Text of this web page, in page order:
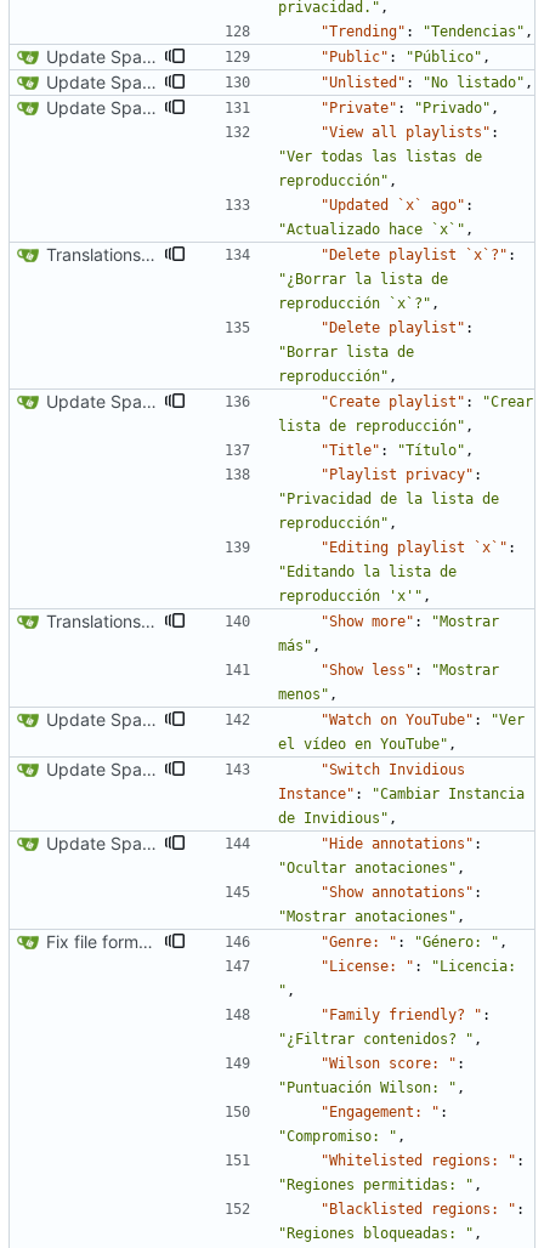
privacidad." ,
"Trending" : "Tendencias" ,
Update Spanish translation "Public" : "Público" ,
Update Spanish translation "Unlisted" : "No listado" ,
Update Spanish translation "Private" : "Privado" ,
"View all playlists" :
"Ver todas las listas de
reproducción" ,
"Updated `x` ago" :
"Actualizado hace `x`" ,
Translations update from Weblate ( #1696)
"Delete playlist `x`?" :
"¿Borrar la lista de
reproducción `x`?" ,
"Delete playlist" :
"Borrar lista de
reproducción" ,
Update Spanish translation "Create playlist" :
"Crear
lista de reproducción" ,
"Title" : "Título" ,
"Playlist privacy" :
"Privacidad de la lista de
reproducción" ,
"Editing playlist `x`" :
"Editando la lista de
reproducción 'x'" ,
Translations update from Weblate ( #2068)
"Show more" :
"Mostrar
más" ,
"Show less" :
"Mostrar
menos" ,
Update Spanish translation "Watch on YouTube" :
"Ver
el vídeo en YouTube" ,
Update Spanish translation
"Switch Invidious
Instance" :
"Cambiar Instancia
de Invidious" ,
Update Spanish translation "Hide annotations" :
"Ocultar anotaciones" ,
"Show annotations" :
"Mostrar anotaciones" ,
Fix file formatting for locales "Genre: " : "Género: " ,
"License: " :
"Licencia:
" ,
"Family friendly? " :
"¿Filtrar contenidos? " ,
"Wilson score: " :
"Puntuación Wilson: " ,
"Engagement: " :
"Compromiso: " ,
"Whitelisted regions: " :
"Regiones permitidas: " ,
"Blacklisted regions: " :
"Regiones bloqueadas: " ,